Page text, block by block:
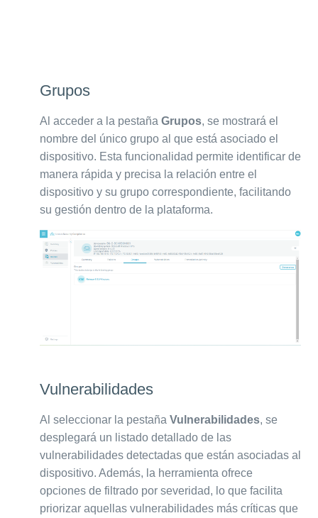
Grupos
Al acceder a la pestaña Grupos, se mostrará el
nombre del único grupo al que está asociado el
dispositivo. Esta funcionalidad permite identificar de
manera rápida y precisa la relación entre el
dispositivo y su grupo correspondiente, facilitando
su gestión dentro de la plataforma.
Vulnerabilidades
Al seleccionar la pestaña Vulnerabilidades, se
desplegará un listado detallado de las
vulnerabilidades detectadas que están asociadas al
dispositivo. Además, la herramienta ofrece
opciones de filtrado por severidad, lo que facilita
priorizar aquellas vulnerabilidades más críticas que